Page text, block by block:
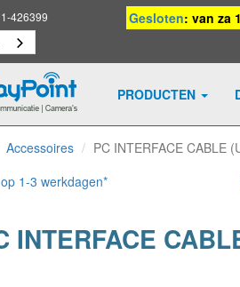
426399 Gesloten: van za
PRODUCTEN
Accessoires
PC INTERFACE CABLE
1-3 werkdagen*
INTERFACE